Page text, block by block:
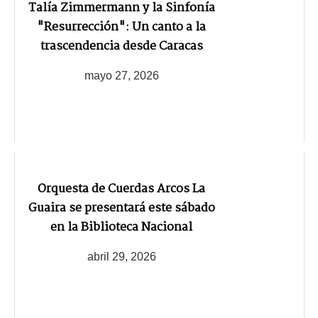
Talía Zimmermann y la Sinfonía
"Resurrección": Un canto a la
trascendencia desde Caracas
mayo 27, 2026
Orquesta de Cuerdas Arcos La
Guaira se presentará este sábado
en la Biblioteca Nacional
abril 29, 2026